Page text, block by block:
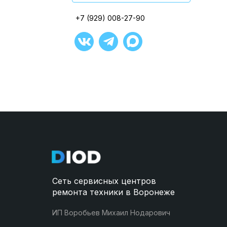
+7 (929) 008-27-90
+7 (929) 008-27-90
+7 (929) 008-27-90
+7 (929) 008-27-90
+7 (929) 008-27-90
+7 (929) 008-27-90
Сеть сервисных центров
ремонта техники в Воронеже
ИП Воробьев Михаил Нодарович